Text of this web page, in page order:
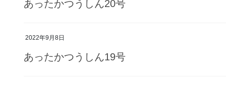
あったかつうしん20号
2022年9月8日
あったかつうしん19号